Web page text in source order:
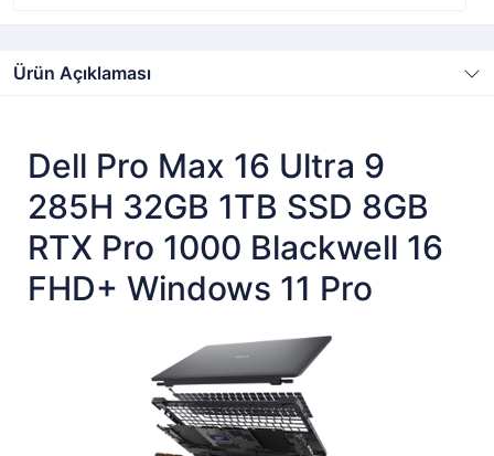
Ürün Açıklaması
Dell Pro Max 16 Ultra 9
285H 32GB 1TB SSD 8GB
RTX Pro 1000 Blackwell 16
FHD+ Windows 11 Pro